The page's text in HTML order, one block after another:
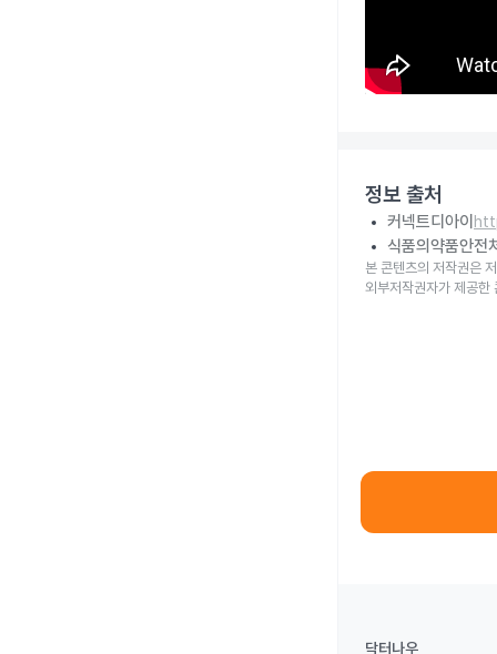
정보 출처
커넥트디아이
식품의약품안전
본 콘텐츠의 저작권은
외부저작권자가 제공한
닥터나우